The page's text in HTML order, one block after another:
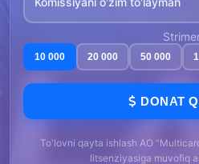
10 000 20 000 50 000
DONAT
To'lovni qayta ishlash AO
litsenziyasiga muvofiq